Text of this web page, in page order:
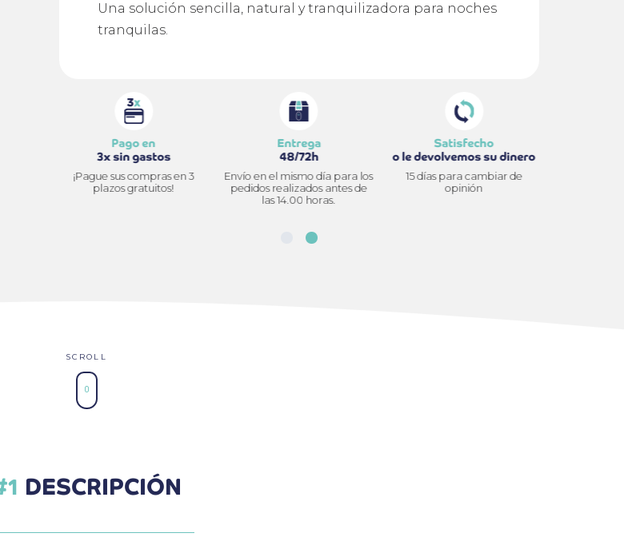
Una solución sencilla, natural y tranquilizadora para noches
tranquilas.
Envío cuidadoso
seguro y rápido
Pago en
3x sin gastos
¡Pague sus compras en 3
plazos gratuitos!
Entrega
48/72h
Envío en el mismo día para los
pedidos realizados antes de
DESCRIPCIÓN